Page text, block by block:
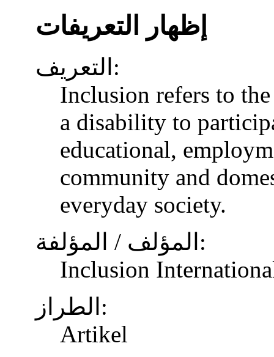
إظهار التعريفات
التعريف:
Inclusion refers to
a disability to
educational,
community and
everyday society.
المؤلف / المؤلفة:
Inclusion
الطراز:
Artikel